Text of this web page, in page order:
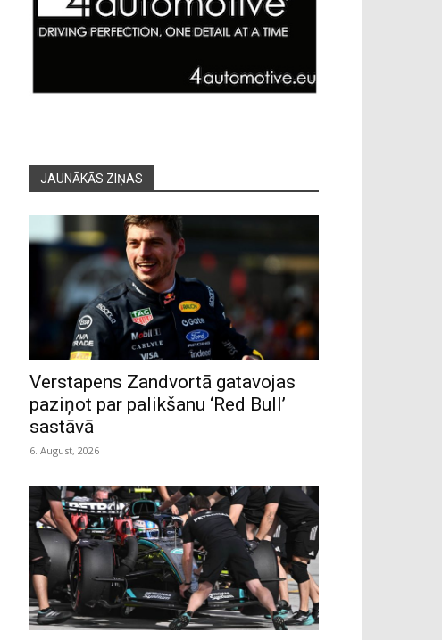
JAUNĀKĀS ZIŅAS
Verstapens Zandvortā gatavojas
paziņot par palikšanu ‘Red Bull’
sastāvā
6. August, 2026